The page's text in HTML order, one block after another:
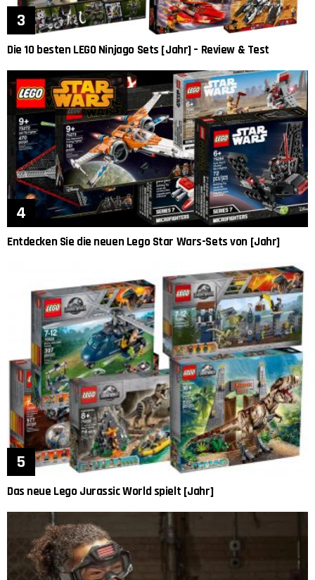
Die 10 besten LEGO Ninjago Sets [Jahr] – Review & Test
Entdecken Sie die neuen Lego Star Wars-Sets von [Jahr]
Das neue Lego Jurassic World spielt [Jahr]